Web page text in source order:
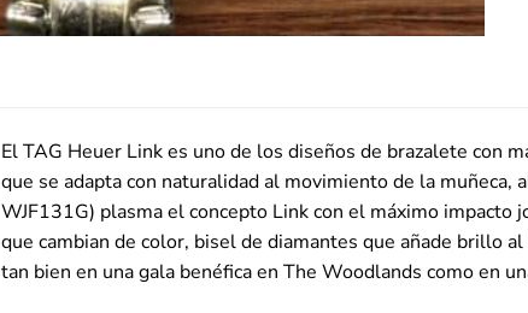
El TAG Heuer Link es uno de los diseños de brazalete con
que se adapta con naturalidad al movimiento de la
WJF131G) plasma el concepto Link con el máximo impacto
que cambian de color, bisel de diamantes que añade brillo
tan bien en una gala benéfica en The Woodlands como en